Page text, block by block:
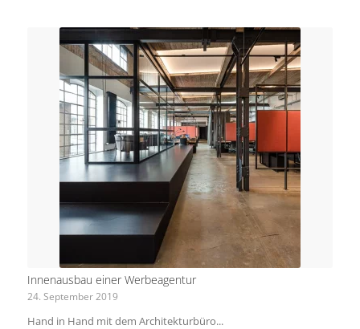
Innenausbau einer Werbeagentur
24. September 2019
Hand in Hand mit dem Architekturbüro...